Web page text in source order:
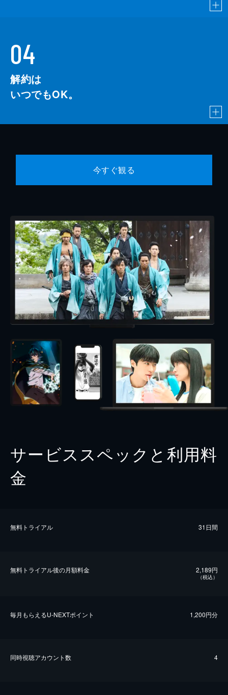
04
解約は
いつでもOK。
今すぐ観る
サービススペックと利用料
金
無料トライアル 31日間
無料トライアル後の⽉額料金 2,189円
（税込）
毎⽉もらえるU-NEXTポイント 1,200円分
同時視聴アカウント数 4